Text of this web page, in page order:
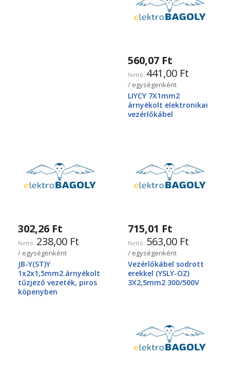
560,07 Ft
441,00 Ft
/ egységenként
LIYCY 7X1mm2
árnyékolt elektronikai
vezérlőkábel
302,26 Ft
238,00 Ft
/ egységenként
JB-Y(ST)Y
1x2x1,5mm2.árnyékolt
tűzjező vezeték, piros
köpenyben
715,01 Ft
563,00 Ft
/ egységenként
Vezérlőkábel sodrott
erekkel (YSLY-OZ)
3X2,5mm2 300/500V